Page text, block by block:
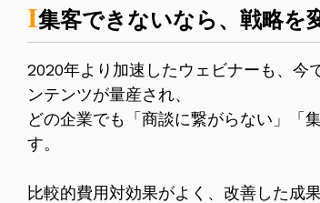
Ι集客できないなら、戦略を
2020年より加速したウェビナーも、今
ンテンツが量産され、
どの企業でも「商談に繋がらない」「
す。
比較的費用対効果がよく、改善した成